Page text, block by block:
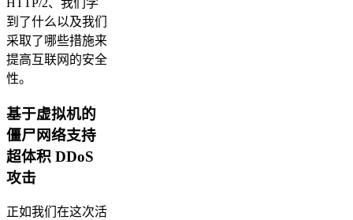
到了什么以及我们
采取了哪些措施来
提高互联网的安全
性。
基于虚拟机的
僵尸网络支持
超体积 DDoS
攻击
正如我们在这次活